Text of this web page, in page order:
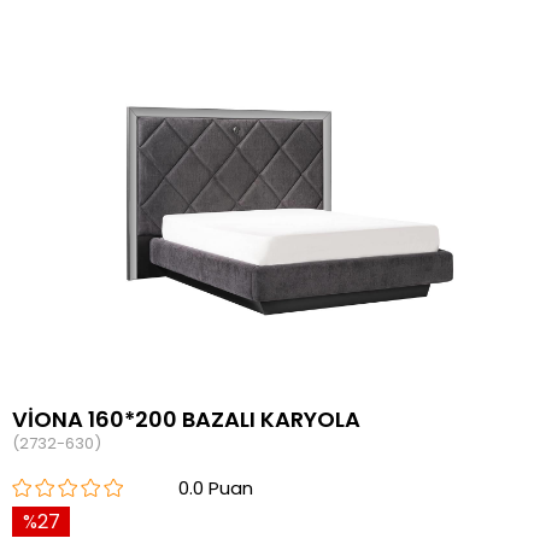
VİONA 160*200 BAZALI KARYOLA
(2732-630)
0.0
27